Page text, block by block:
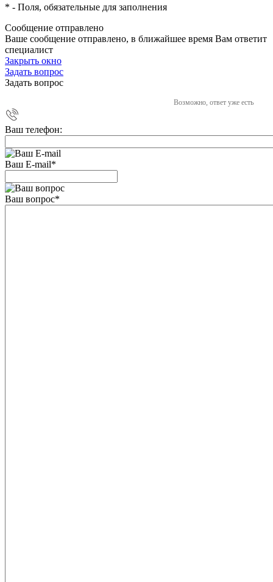
* - Поля, обязательные для заполнения
Сообщение отправлено
Ваше сообщение отправлено, в ближайшее время Вам ответит
специалист
Закрыть окно
Задать вопрос
Задать вопрос
Возможно, ответ уже есть
Ваш телефон:
Ваш E-mail*
Ваш вопрос*